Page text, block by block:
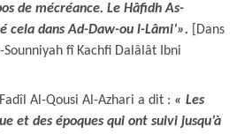
de mécréance. Le Hâfidh As-
cela dans Ad-Daw-ou l-Lâmi’».
[Dans
fî Kachfi Dalâlât Ibni
Al-Qousi Al-Azhari a dit : « Les
et des époques qui ont suivi jusqu’à